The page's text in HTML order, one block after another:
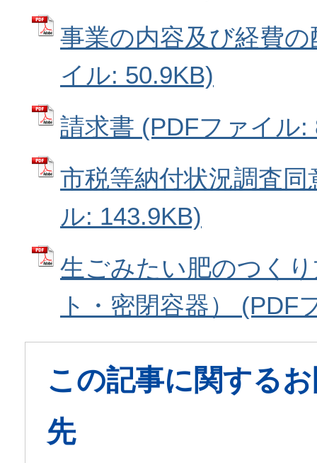
事業の内容及び経費
イル: 50.9KB)
請求書 (PDFファイル:
市税等納付状況調査
ル: 143.9KB)
生ごみたい肥のつく
ト・密閉容器） (PDF
この記事に関する
先